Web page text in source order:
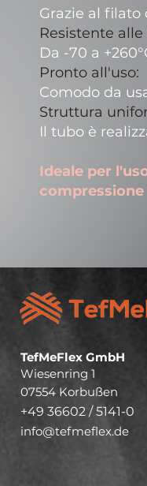
Grazie al filato
Resistente
Da -70 a
Pronto all'uso:
Comodo da
Struttura
Il tubo è
Ideale per
TefMeFlex GmbH
Wiesenring 1
07554 Korbußen
+49 36602 / 5141-0
info@tefmeflex.de